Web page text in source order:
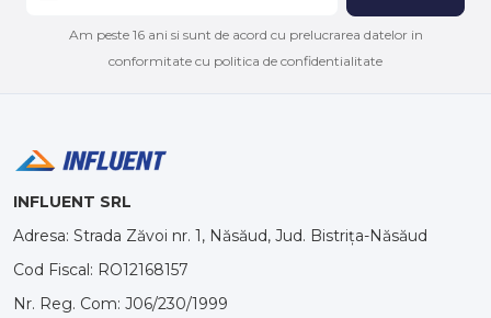
Am peste 16 ani si sunt de acord cu prelucrarea datelor in
conformitate cu politica de confidentialitate
INFLUENT SRL
Adresa: Strada Zăvoi nr. 1, Năsăud, Jud. Bistrița-Năsăud
Cod Fiscal: RO12168157
Nr. Reg. Com: J06/230/1999